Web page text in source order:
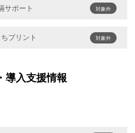
サポート 対象外
プリント 対象外
導入支援情報